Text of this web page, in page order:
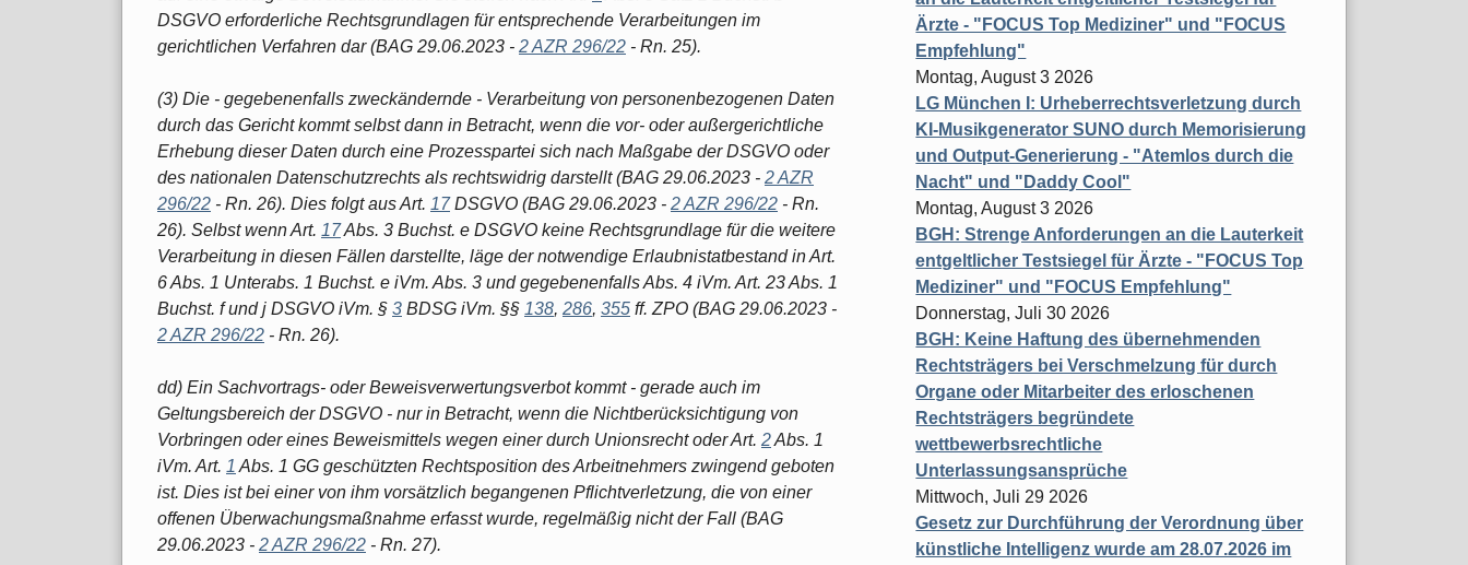
DSGVO erforderliche Rechtsgrundlagen für entsprechende Verarbeitungen im
gerichtlichen Verfahren dar (BAG 29.06.2023 - 2 AZR 296/22 - Rn. 25).
(3) Die - gegebenenfalls zweckändernde - Verarbeitung von personenbezogenen Daten
durch das Gericht kommt selbst dann in Betracht, wenn die vor- oder außergerichtliche
Erhebung dieser Daten durch eine Prozesspartei sich nach Maßgabe der DSGVO oder
des nationalen Datenschutzrechts als rechtswidrig darstellt (BAG 29.06.2023 - 2 AZR
296/22 - Rn. 26). Dies folgt aus Art. 17DSGVO (BAG 29.06.2023 - 2 AZR 296/22 - Rn.
26). Selbst wenn Art. 17Abs. 3 Buchst. e DSGVO keine Rechtsgrundlage für die weitere
Verarbeitung in diesen Fällen darstellte, läge der notwendige Erlaubnistatbestand in Art.
6 Abs. 1 Unterabs. 1 Buchst. e iVm. Abs. 3 und gegebenenfalls Abs. 4 iVm. Art. 23 Abs. 1
Buchst. f und j DSGVO iVm. § 3 BDSG iVm. §§ 138, 286, 355 ff. ZPO (BAG 29.06.2023 -
2 AZR 296/22 - Rn. 26).
dd) Ein Sachvortrags- oder Beweisverwertungsverbot kommt - gerade auch im
Geltungsbereich der DSGVO - nur in Betracht, wenn die Nichtberücksichtigung von
Vorbringen oder eines Beweismittels wegen einer durch Unionsrecht oder Art. 2Abs. 1
iVm. Art. 1 Abs. 1 GG geschützten Rechtsposition des Arbeitnehmers zwingend geboten
ist. Dies ist bei einer von ihm vorsätzlich begangenen Pflichtverletzung, die von einer
offenen Überwachungsmaßnahme erfasst wurde, regelmäßig nicht der Fall (BAG
29.06.2023 - 2 AZR 296/22 - Rn. 27).
Ärzte - "FOCUS Top Mediziner" und "FOCUS
Empfehlung"
Montag, August 3 2026
LG München I: Urheberrechtsverletzung durch
KI-Musikgenerator SUNO durch Memorisierung
und Output-Generierung - "Atemlos durch die
Nacht" und "Daddy Cool"
Montag, August 3 2026
BGH: Strenge Anforderungen an die Lauterkeit
entgeltlicher Testsiegel für Ärzte - "FOCUS Top
Mediziner" und "FOCUS Empfehlung"
Donnerstag, Juli 30 2026
BGH: Keine Haftung des übernehmenden
Rechtsträgers bei Verschmelzung für durch
Organe oder Mitarbeiter des erloschenen
Rechtsträgers begründete
wettbewerbsrechtliche
Unterlassungsansprüche
Mittwoch, Juli 29 2026
Gesetz zur Durchführung der Verordnung über
künstliche Intelligenz wurde am 28.07.2026 im